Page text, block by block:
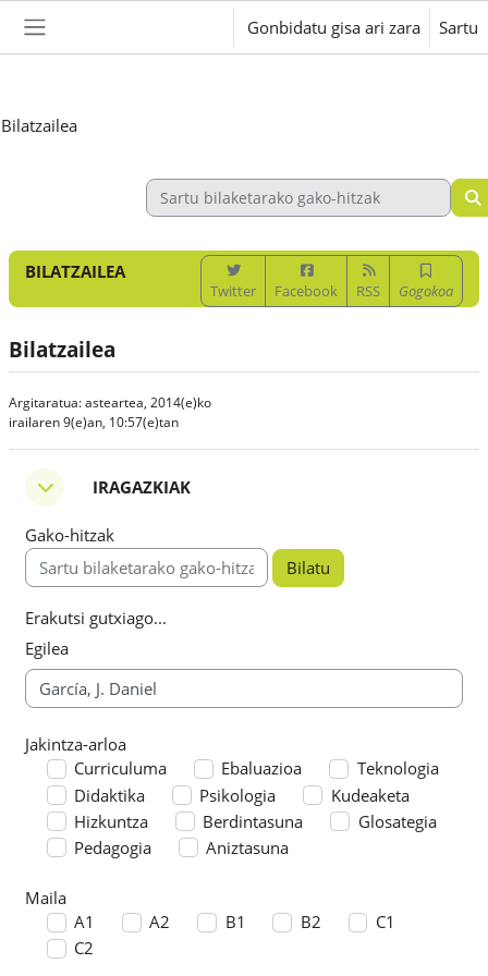
Alboko panela
Gonbidatu gisa ari zara Sartu
Bilatzailea
BILATZAILEA
Twitter Facebook RSS Gogokoa
Bilatzailea
Argitaratua: asteartea, 2014(e)ko
irailaren 9(e)an, 10:57(e)tan
Iragazkiak
IragazkiakIRAGAZKIAK
Gako-hitzak
Gako-hitzak
Erakutsi gutxiago...
Egilea
Jakintza-arloa
Jakintza-arloa
Curriculuma Ebaluazioa
Teknologia
Didaktika
Psikologia
Kudeaketa
Hizkuntza
Berdintasuna
Glosategia
Pedagogia
Aniztasuna
Maila
MailaA1 A2 B1 B2
C1
C2